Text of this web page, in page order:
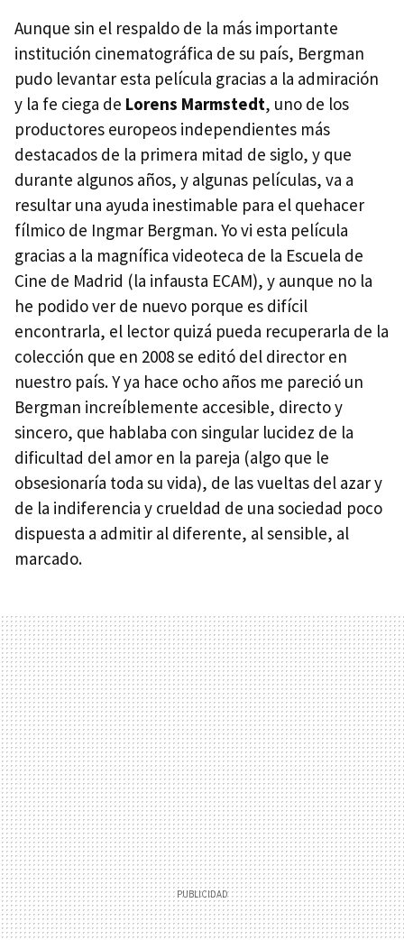
Aunque sin el respaldo de la más importante
institución cinematográfica de su país, Bergman
pudo levantar esta película gracias a la admiración
y la fe ciega de Lorens Marmstedt, uno de los
productores europeos independientes más
destacados de la primera mitad de siglo, y que
durante algunos años, y algunas películas, va a
resultar una ayuda inestimable para el quehacer
fílmico de Ingmar Bergman. Yo vi esta película
gracias a la magnífica videoteca de la Escuela de
Cine de Madrid (la infausta ECAM), y aunque no la
he podido ver de nuevo porque es difícil
encontrarla, el lector quizá pueda recuperarla de la
colección que en 2008 se editó del director en
nuestro país. Y ya hace ocho años me pareció un
Bergman increíblemente accesible, directo y
sincero, que hablaba con singular lucidez de la
dificultad del amor en la pareja (algo que le
obsesionaría toda su vida), de las vueltas del azar y
de la indiferencia y crueldad de una sociedad poco
dispuesta a admitir al diferente, al sensible, al
marcado.